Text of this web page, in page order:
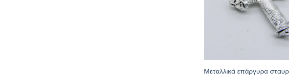
Μεταλλικά επάργυρα